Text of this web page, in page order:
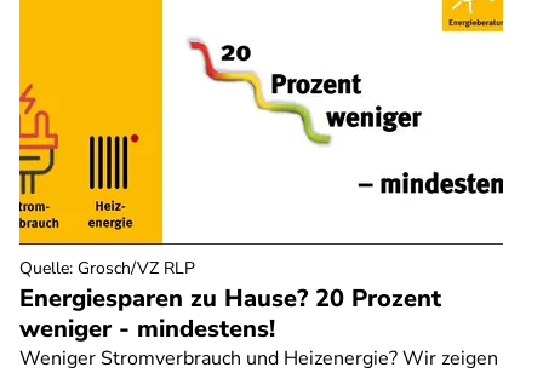
Energiesparen zu Hause? 20 Prozent
weniger - mindestens!
Weniger Stromverbrauch und Heizenergie? Wir zeigen
Quelle: Grosch/VZ RLP